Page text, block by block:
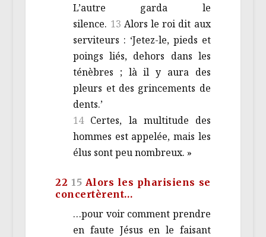
L’autre garda le
silence. 13 Alors le roi dit aux
serviteurs : ‘Jetez-le, pieds et
poings liés, dehors dans les
ténèbres ; là il y aura des
pleurs et des grincements de
dents.’
14 Certes, la multitude des
hommes est appelée, mais les
élus sont peu nombreux. »
22 15 Alors les pharisiens se
concertèrent…
…pour voir comment prendre
en faute Jésus en le faisant